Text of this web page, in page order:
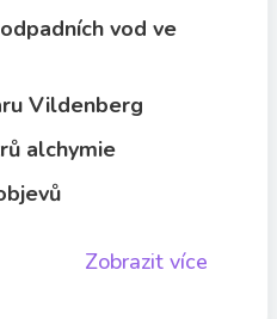
vod ve
Vildenberg
alchymie
Zobrazit více